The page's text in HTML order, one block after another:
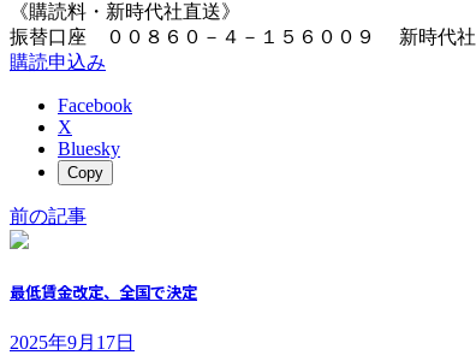
《購読料・新時代社直送》
振替口座 ００８６０－４－１５６００９ 新時代社
購読申込み
Facebook
X
Bluesky
Copy
前の記事
最低賃金改定、全国で決定
2025年9月17日